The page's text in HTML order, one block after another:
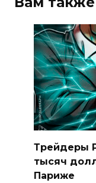
Трейдеры
тысяч
Париже